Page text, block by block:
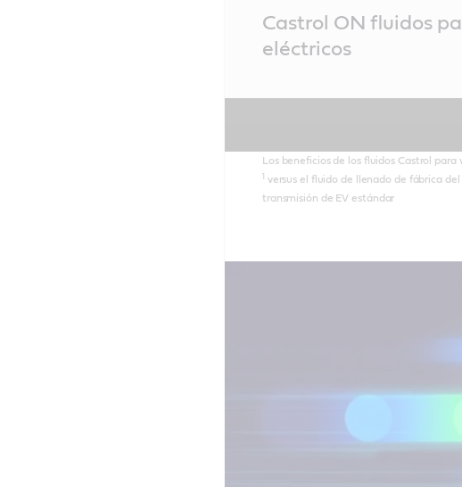
ContentCastrol ON fluidos
eléctricos
Los beneficios de los fluidos Castrol
1 versus el fluido de llenado de fábrica
transmisión de EV estándar